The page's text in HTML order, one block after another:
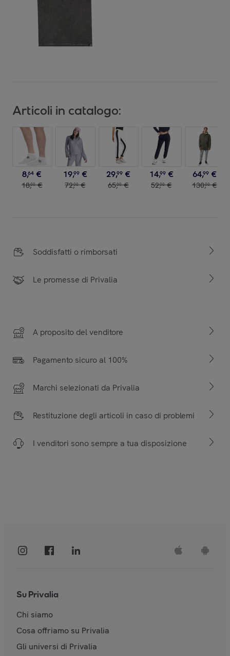
Articoli in catalogo:
8,64 €
18,00 €
19,99 €
72,00 €
29,99 €
65,00 €
14,99 €
52,00 €
64,99 €
130,00 €
Soddisfatti o rimborsati
Le promesse di Privalia
A proposito del venditore
Pagamento sicuro al 100%
Marchi selezionati da Privalia
Restituzione degli articoli in caso di problemi
I venditori sono sempre a tua disposizione
Su Privalia
Chi siamo
Cosa offriamo su Privalia
Gli universi di Privalia